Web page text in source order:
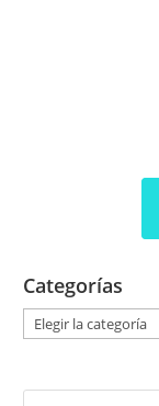
Categorías
a